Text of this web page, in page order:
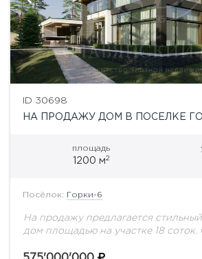
ID 30698
НА ПРОДАЖУ ДОМ В ПОСЕЛКЕ
площадь
1200 м2
Посёлок: Горки-6
На продажу предлагается
дом площадью на участке 18 соток.
облицован серым клинкерным